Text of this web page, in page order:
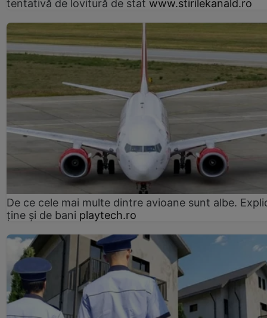
tentativă de lovitură de stat www.stirilekanald.ro
De ce cele mai multe dintre avioane sunt albe.
ține și de bani playtech.ro